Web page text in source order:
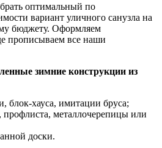
оптимальный по
вариант уличного санузла на
бюджету. Оформляем
прописываем все наши
зимние конструкции из
блок-хауса, имитации бруса;
профлиста, металлочерепицы или
доски.